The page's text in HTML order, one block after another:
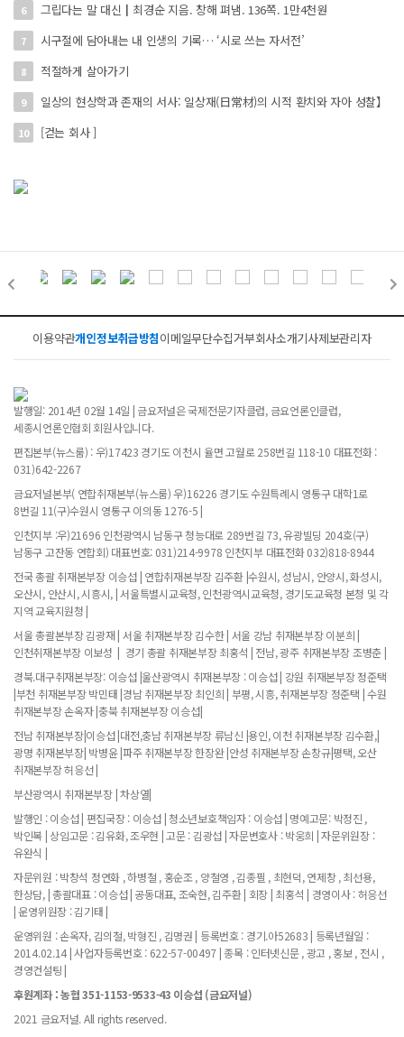
6 그립다는 말 대신┃최경순 지음. 창해 펴냄. 136쪽. 1만4천원
7 시구절에 담아내는 내 인생의 기록… ‘시로 쓰는 자서전’
8 적절하게 살아가기
9 일상의 현상학과 존재의 서사: 일상재(日常材)의 시적 환치와 자아 성찰】
10 [걷는 회사 ]
이용약관개인정보취급방침이메일무단수집거부회사소개기사제보관리자
발행일: 2014년 02월 14일 | 금요저널은 국제전문기자클럽, 금요언론인클럽,
세종시언론인협회 회원사입니다.
편집본부(뉴스룸) : 우)17423 경기도 이천시 율면 고월로 258번길 118-10 대표전화 :
031)642-2267
금요저널본부( 연합취재본부(뉴스룸) 우)16226 경기도 수원특례시 영통구 대학1로
8번길 11(구)수원시 영통구 이의동 1276-5 |
인천지부 :우)21696 인천광역시 남동구 청능대로 289번길 73, 유광빌딩 204호(구)
남동구 고잔동 연합회) 대표번호: 031)214-9978 인천지부 대표전화 032)818-8944
전국 총괄 취재본부장 이승섭 | 연합취재본부장 김주환 |수원시, 성남시, 안양시, 화성시,
오산시, 안산시, 시흥시, | 서울특별시교육청, 인천광역시교육청, 경기도교육청 본청 및 각
지역 교육지원청 |
서울 총괄본부장 김광재 | 서울 취재본부장 김수한 | 서울 강남 취재본부장 이분희 |
인천취재본부장 이보성 | 경기 총괄 취재본부장 최홍석 | 전남, 광주 취재본부장 조병춘 |
경북.대구취재본부장: 이승섭 |울산광역시 취재본부장 : 이승섭 | 강원 취재본부장 정준택
|부천 취재본부장 박민태 |경남 취재본부장 최인희 | 부평, 시흥, 취재본부장 정준택 | 수원
취재본부장 손옥자 |충북 취재본부장 이승섭|
전남 취재본부장|이승섭 |대전,충남 취재본부장 류남신 |용인, 이천 취재본부장 김수환,|
광명 취재본부장| 박병윤 |파주 취재본부장 한장완 |안성 취재본부장 손창규|평택, 오산
취재본부장 허응선 |
부산광역시 취재본부장 | 차상열|
발행인 : 이승섭 | 편집국장 : 이승섭 | 청소년보호책임자 : 이승섭 | 명예고문: 박정진 ,
박인복 | 상임고문 : 김유화, 조우현 | 고문 : 김광섭 | 자문변호사 : 박웅희 | 자문위원장 :
유완식 |
자문위원 : 박창석 정연화 , 하병철 , 홍순조 , 양철영 , 김종필 , 최현덕, 연제창 , 최선용,
한상담, | 총괄대표 : 이승섭 | 공동대표, 조숙현, 김주환 | 회장 | 최홍석 | 경영이사 : 허응선
| 운영위원장 : 김기태 |
운영위원 : 손옥자, 김의철, 박형진 , 김명권 | 등록번호 : 경기.아52683 | 등록년월일 :
2014.02.14 | 사업자등록번호 : 622-57-00497 | 종목 : 인터넷신문 , 광고 , 홍보 , 전시 ,
경영컨설팅 |
후원계좌 : 농협 351-1153-9533-43 이승섭 (금요저널)
2021 금요저널. All rights reserved.